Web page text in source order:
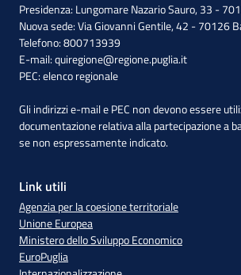
Presidenza: Lungomare Nazario Sauro, 33 -
Nuova sede: Via Giovanni Gentile, 42 - 70126
Telefono: 800713939
E-mail:quiregione@regione.puglia.it
PEC:elenco regionale
Gli indirizzi e-mail e PEC non devono essere
documentazione relativa alla partecipazione a
se non espressamente indicato.
Link utili
Agenzia per la coesione territoriale
Unione Europea
Ministero dello Sviluppo Economico
EuroPuglia